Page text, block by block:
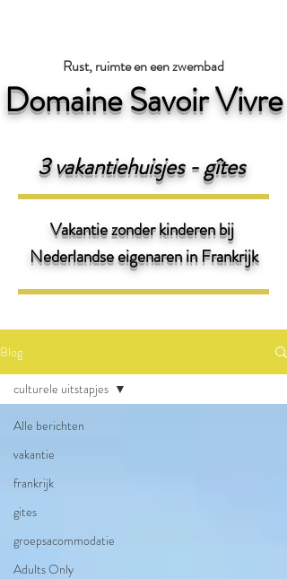
Rust, ruimte en een zwembad
Domaine Savoir Vivre
3 vakantiehuisjes - gîtes
Vakantie zonder kinderen bij
Nederlandse eigenarenin Frankrijk
Blog
Alle berichten
vakantie
frankrijk
gites
groepsacommodatie
Adults Only
culturele uitstapjes